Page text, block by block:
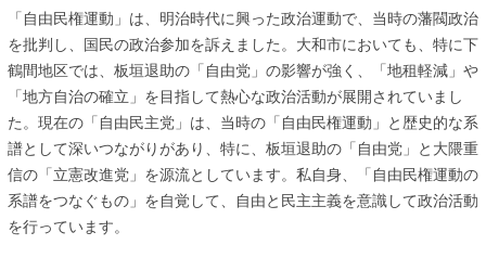
「自由民権運動」は、明治時代に興った政治運動で、当時の藩閥政治
を批判し、国民の政治参加を訴えました。大和市においても、特に下
鶴間地区では、板垣退助の「自由党」の影響が強く、「地租軽減」や
「地方自治の確立」を目指して熱心な政治活動が展開されていまし
た。現在の「自由民主党」は、当時の「自由民権運動」と歴史的な系
譜として深いつながりがあり、特に、板垣退助の「自由党」と大隈重
信の「立憲改進党」を源流としています。私自身、「自由民権運動の
系譜をつなぐもの」を自覚して、自由と民主主義を意識して政治活動
を行っています。